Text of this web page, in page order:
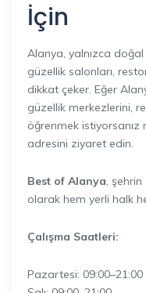
İçin
Alanya, yalnızca
güzellik salonları,
dikkat çeker. Eğer
güzellik merkezlerini,
öğrenmek istiyorsanız
adresini ziyaret edin.
Best of Alanya ,
olarak hem yerli halk
Çalışma Saatleri:
Pazartesi: 09:00–21:00